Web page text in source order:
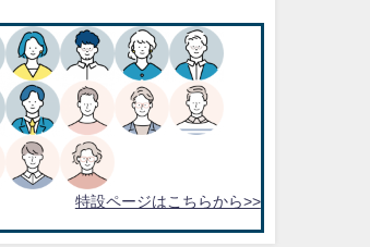
特設ページはこちらから>>